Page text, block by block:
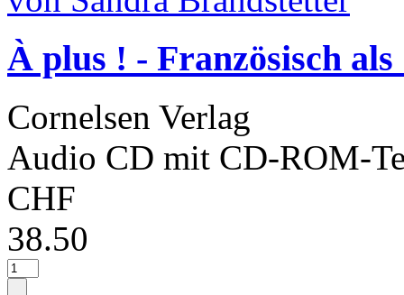
À plus ! - Französisch
Cornelsen Verlag
Audio CD mit CD-ROM-
CHF
38.50